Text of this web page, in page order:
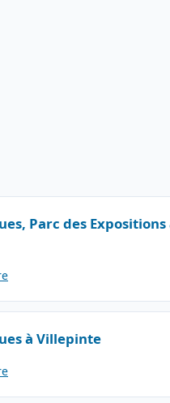
Parc des
à Villepinte